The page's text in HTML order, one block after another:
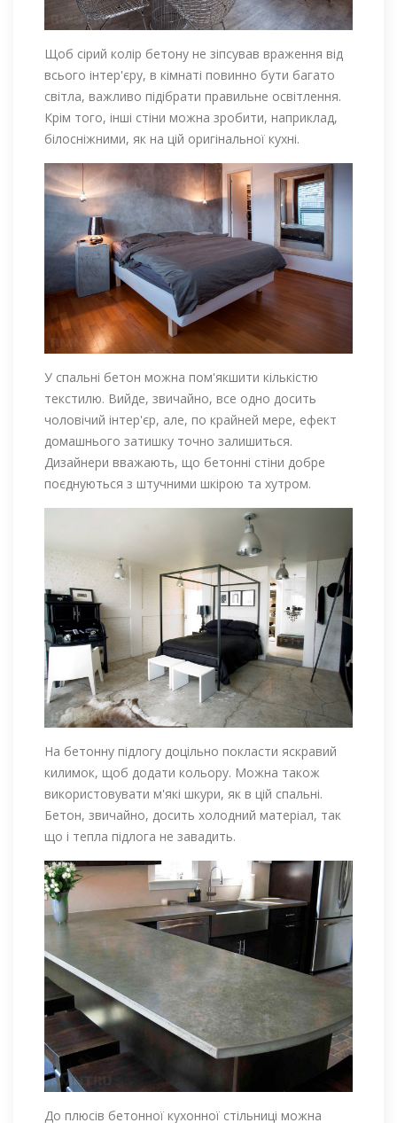
Щоб сірий колір бетону не зіпсував враження від
всього інтер'єру, в кімнаті повинно бути багато
світла, важливо підібрати правильне освітлення.
Крім того, інші стіни можна зробити, наприклад,
білосніжними, як на цій оригінальної кухні.
У спальні бетон можна пом'якшити кількістю
текстилю. Вийде, звичайно, все одно досить
чоловічий інтер'єр, але, по крайней мере, ефект
домашнього затишку точно залишиться.
Дизайнери вважають, що бетонні стіни добре
поєднуються з штучними шкірою та хутром.
На бетонну підлогу доцільно покласти яскравий
килимок, щоб додати кольору. Можна також
використовувати м'які шкури, як в цій спальні.
Бетон, звичайно, досить холодний матеріал, так
що і тепла підлога не завадить.
До плюсів бетонної кухонної стільниці можна